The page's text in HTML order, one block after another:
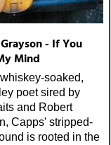
- If You
Mind
soaked,
poet sired by
and Robert
Capps' stripped-
is rooted in the